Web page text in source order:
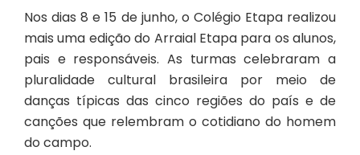
Nos dias 8 e 15 de junho, o Colégio Etapa realizou
mais uma edição do Arraial Etapa para os alunos,
pais e responsáveis. As turmas celebraram a
pluralidade cultural brasileira por meio de
danças típicas das cinco regiões do país e de
canções que relembram o cotidiano do homem
do campo.